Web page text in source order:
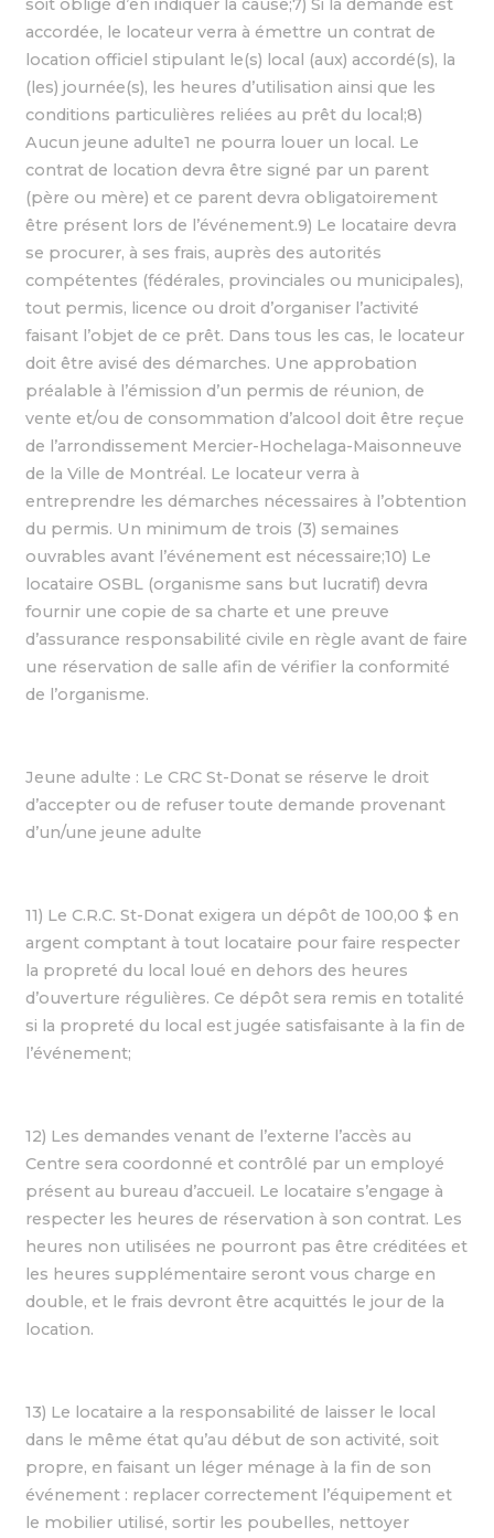
accordée, le locateur verra à émettre un contrat de
location officiel stipulant le(s) local (aux) accordé(s), la
(les) journée(s), les heures d’utilisation ainsi que les
conditions particulières reliées au prêt du local;8)
Aucun jeune adulte1 ne pourra louer un local. Le
contrat de location devra être signé par un parent
(père ou mère) et ce parent devra obligatoirement
être présent lors de l’événement.9) Le locataire devra
se procurer, à ses frais, auprès des autorités
compétentes (fédérales, provinciales ou municipales),
tout permis, licence ou droit d’organiser l’activité
faisant l’objet de ce prêt. Dans tous les cas, le locateur
doit être avisé des démarches. Une approbation
préalable à l’émission d’un permis de réunion, de
vente et/ou de consommation d’alcool doit être reçue
de l’arrondissement Mercier-Hochelaga-Maisonneuve
de la Ville de Montréal. Le locateur verra à
entreprendre les démarches nécessaires à l’obtention
du permis. Un minimum de trois (3) semaines
ouvrables avant l’événement est nécessaire;10) Le
locataire OSBL (organisme sans but lucratif) devra
fournir une copie de sa charte et une preuve
d’assurance responsabilité civile en règle avant de faire
une réservation de salle afin de vérifier la conformité
de l’organisme.
Jeune adulte : Le CRC St-Donat se réserve le droit
d’accepter ou de refuser toute demande provenant
d’un/une jeune adulte
11) Le C.R.C. St-Donat exigera un dépôt de 100,00 $ en
argent comptant à tout locataire pour faire respecter
la propreté du local loué en dehors des heures
d’ouverture régulières. Ce dépôt sera remis en totalité
si la propreté du local est jugée satisfaisante à la fin de
l’événement;
12) Les demandes venant de l’externe l’accès au
Centre sera coordonné et contrôlé par un employé
présent au bureau d’accueil. Le locataire s’engage à
respecter les heures de réservation à son contrat. Les
heures non utilisées ne pourront pas être créditées et
les heures supplémentaire seront vous charge en
double, et le frais devront être acquittés le jour de la
location.
13) Le locataire a la responsabilité de laisser le local
dans le même état qu’au début de son activité, soit
propre, en faisant un léger ménage à la fin de son
événement : replacer correctement l’équipement et
le mobilier utilisé, sortir les poubelles, nettoyer